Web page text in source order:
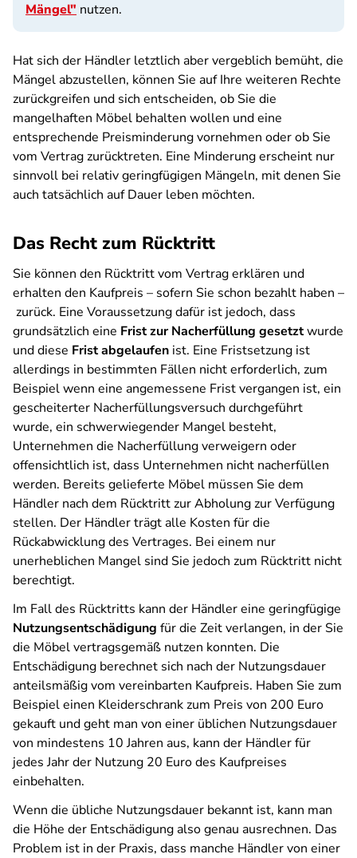
Mängel" nutzen.
Hat sich der Händler letztlich aber vergeblich bemüht, die
Mängel abzustellen, können Sie auf Ihre weiteren Rechte
zurückgreifen und sich entscheiden, ob Sie die
mangelhaften Möbel behalten wollen und eine
entsprechende Preisminderung vornehmen oder ob Sie
vom Vertrag zurücktreten. Eine Minderung erscheint nur
sinnvoll bei relativ geringfügigen Mängeln, mit denen Sie
auch tatsächlich auf Dauer leben möchten.
Das Recht zum Rücktritt
Sie können den Rücktritt vom Vertrag erklären und
erhalten den Kaufpreis – sofern Sie schon bezahlt haben –
zurück. Eine Voraussetzung dafür ist jedoch, dass
grundsätzlich eine Frist zur Nacherfüllung gesetztwurde
und diese Frist abgelaufen ist. Eine Fristsetzung ist
allerdings in bestimmten Fällen nicht erforderlich, zum
Beispiel wenn eine angemessene Frist vergangen ist, ein
gescheiterter Nacherfüllungsversuch durchgeführt
wurde, ein schwerwiegender Mangel besteht,
Unternehmen die Nacherfüllung verweigern oder
offensichtlich ist, dass Unternehmen nicht nacherfüllen
werden. Bereits gelieferte Möbel müssen Sie dem
Händler nach dem Rücktritt zur Abholung zur Verfügung
stellen. Der Händler trägt alle Kosten für die
Rückabwicklung des Vertrages. Bei einem nur
unerheblichen Mangel sind Sie jedoch zum Rücktritt nicht
berechtigt.
Im Fall des Rücktritts kann der Händler eine geringfügige
Nutzungsentschädigung für die Zeit verlangen, in der Sie
die Möbel vertragsgemäß nutzen konnten. Die
Entschädigung berechnet sich nach der Nutzungsdauer
anteilsmäßig vom vereinbarten Kaufpreis. Haben Sie zum
Beispiel einen Kleiderschrank zum Preis von 200 Euro
gekauft und geht man von einer üblichen Nutzungsdauer
von mindestens 10 Jahren aus, kann der Händler für
jedes Jahr der Nutzung 20 Euro des Kaufpreises
einbehalten.
Wenn die übliche Nutzungsdauer bekannt ist, kann man
die Höhe der Entschädigung also genau ausrechnen. Das
Problem ist in der Praxis, dass manche Händler von einer